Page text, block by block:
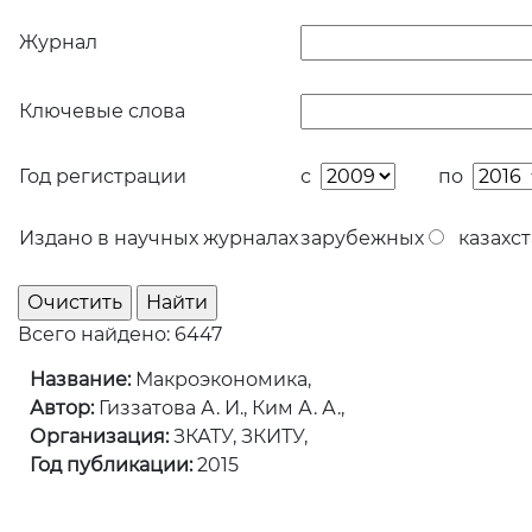
Журнал
Ключевые слова
Год регистрации с по
Издано в научных журналахзарубежных
Всего найдено: 6447
Название:Макроэкономика,
Автор:Гиззатова А. И., Ким А. А.,
Организация:ЗКАТУ, ЗКИТУ,
Год публикации:2015